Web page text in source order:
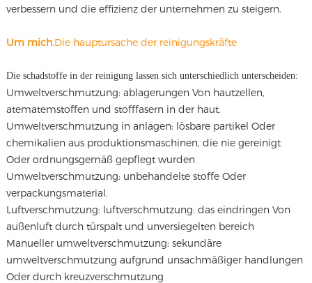
verbessern und die effizienz der unternehmen zu steigern.
Um mich.Die hauptursache der reinigungskräfte
Die schadstoffe in der reinigung lassen sich unterschiedlich unterscheiden:
Umweltverschmutzung: ablagerungen Von hautzellen,
atematemstoffen und stofffasern in der haut.
Umweltverschmutzung in anlagen: lösbare partikel Oder
chemikalien aus produktionsmaschinen, die nie gereinigt
Oder ordnungsgemäß gepflegt wurden
Umweltverschmutzung: unbehandelte stoffe Oder
verpackungsmaterial.
Luftverschmutzung: luftverschmutzung: das eindringen Von
außenluft durch türspalt und unversiegelten bereich
Manueller umweltverschmutzung: sekundäre
umweltverschmutzung aufgrund unsachmäßiger handlungen
Oder durch kreuzverschmutzung